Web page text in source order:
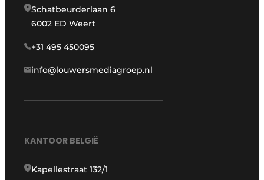
Schatbeurderlaan 6
6002 ED Weert
+31 495 450095
info@louwersmediagroep.nl
KANTOOR BELGIË
Kapellestraat 132/1